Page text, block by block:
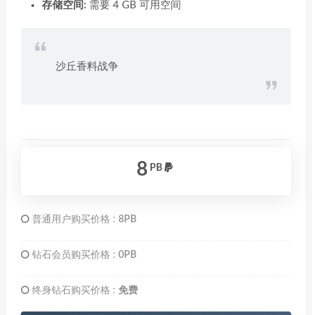
存储空间: 需要 4 GB 可用空间
沙丘香料战争
8 PB
普通用户购买价格 : 8PB
钻石会员购买价格 : 0PB
终身钻石购买价格 : 免费